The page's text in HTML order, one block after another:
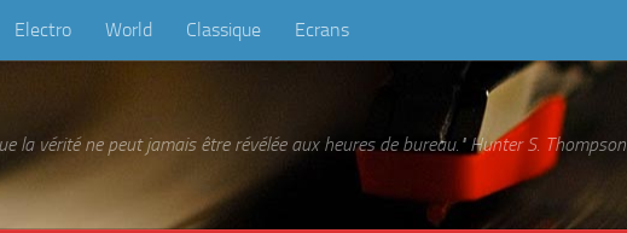
Electro World Classique Ecrans
la vérité ne peut jamais être révélée aux heures de bureau." Hunter S. Thompson